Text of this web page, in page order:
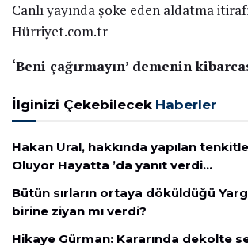
Canlı yayında şoke eden aldatma
Hürriyet.com.tr
‘Beni çağırmayın’ demenin
İlginizi Çekebilecek Haberler
Hakan Ural, hakkında yapılan
Oluyor Hayatta ’da yanıt verdi…
Bütün sırların ortaya döküldüğü
birine ziyan mı verdi?
Hikaye Gürman: Kararında dekolte